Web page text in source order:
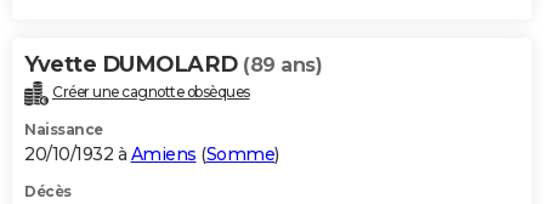
Yvette DUMOLARD (89 ans)
Créer une cagnotte obsèques
Naissance
20/10/1932 à Amiens (Somme)
Décès